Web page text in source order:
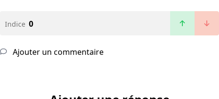
Indice 0
Ajouter un commentaire